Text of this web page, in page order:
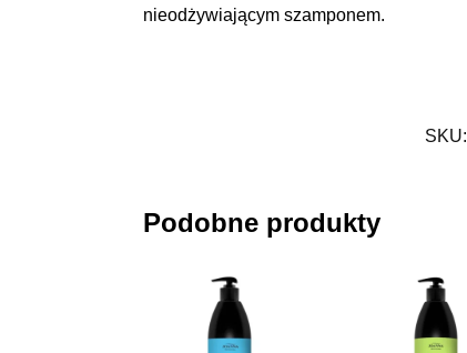
nieodżywiającym szamponem.
SKU:
Podobne produkty